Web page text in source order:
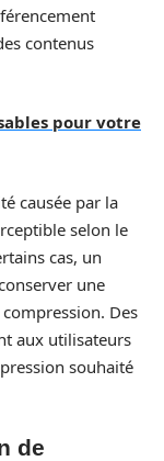
contenus
pour votre
causée par la
selon le
cas, un
une
Des
aux utilisateurs
souhaité
de